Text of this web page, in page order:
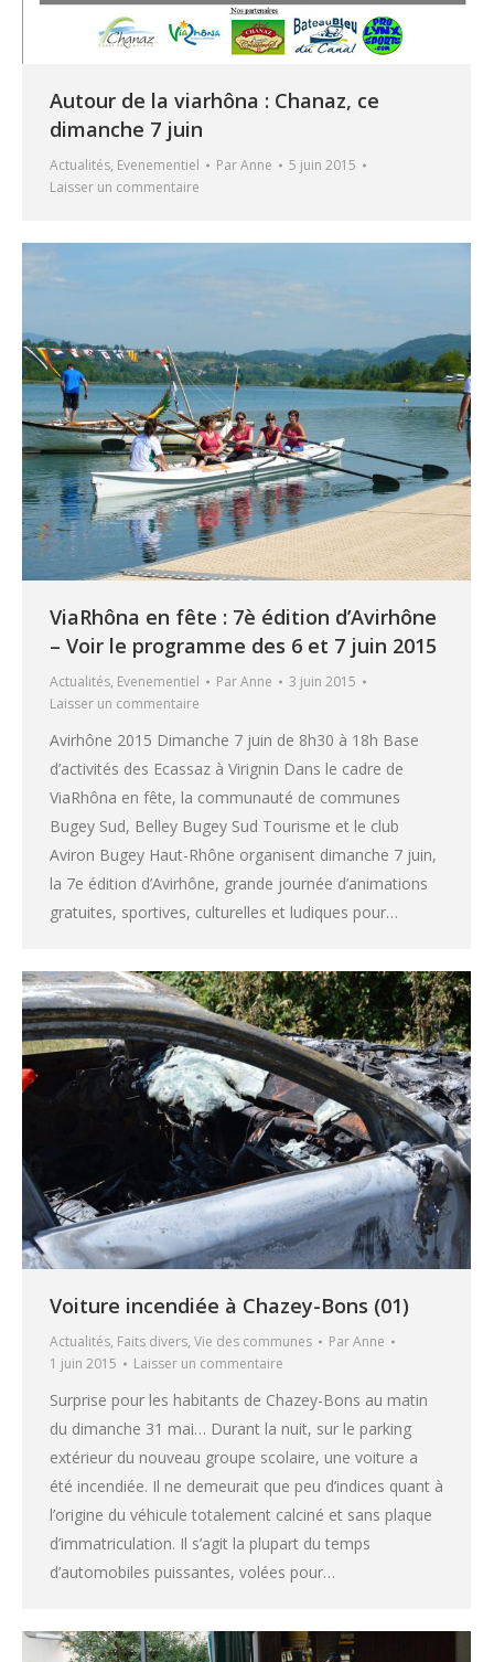
Autour de la viarhôna : Chanaz, ce
dimanche 7 juin
Actualités, Evenementiel ParAnne
5 juin 2015
Laisser un commentaire
ViaRhôna en fête : 7è édition d’Avirhône
– Voir le programme des 6 et 7 juin 2015
Actualités, Evenementiel ParAnne
3 juin 2015
Laisser un commentaire
Avirhône 2015 Dimanche 7 juin de 8h30 à 18h Base
d’activités des Ecassaz à Virignin Dans le cadre de
ViaRhôna en fête, la communauté de communes
Bugey Sud, Belley Bugey Sud Tourisme et le club
Aviron Bugey Haut-Rhône organisent dimanche 7 juin,
la 7e édition d’Avirhône, grande journée d’animations
gratuites, sportives, culturelles et ludiques pour…
Voiture incendiée à Chazey-Bons (01)
Actualités, Faits divers, Vie des communes ParAnne
1 juin 2015
Laisser un commentaire
Surprise pour les habitants de Chazey-Bons au matin
du dimanche 31 mai… Durant la nuit, sur le parking
extérieur du nouveau groupe scolaire, une voiture a
été incendiée. Il ne demeurait que peu d’indices quant à
l’origine du véhicule totalement calciné et sans plaque
d’immatriculation. Il s’agit la plupart du temps
d’automobiles puissantes, volées pour…